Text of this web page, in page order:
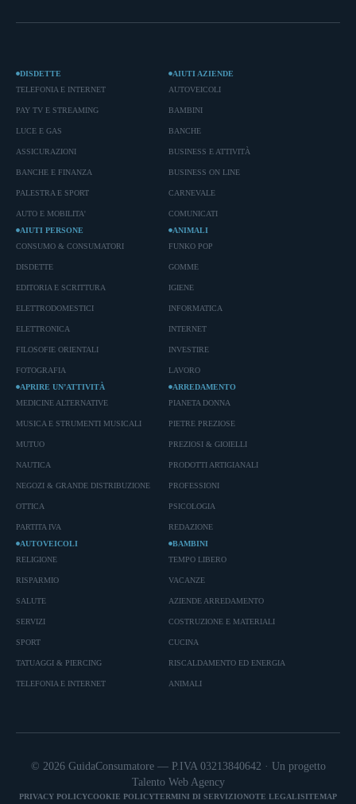
DISDETTE
TELEFONIA E INTERNET
PAY TV E STREAMING
LUCE E GAS
ASSICURAZIONI
BANCHE E FINANZA
PALESTRA E SPORT
AUTO E MOBILITA'
AIUTI AZIENDE
AUTOVEICOLI
BAMBINI
BANCHE
BUSINESS E ATTIVITÀ
BUSINESS ON LINE
CARNEVALE
COMUNICATI
AIUTI PERSONE
CONSUMO & CONSUMATORI
DISDETTE
EDITORIA E SCRITTURA
ELETTRODOMESTICI
ELETTRONICA
FILOSOFIE ORIENTALI
FOTOGRAFIA
ANIMALI
FUNKO POP
GOMME
IGIENE
INFORMATICA
INTERNET
INVESTIRE
LAVORO
APRIRE UN’ATTIVITÀ
MEDICINE ALTERNATIVE
MUSICA E STRUMENTI MUSICALI
MUTUO
NAUTICA
NEGOZI & GRANDE DISTRIBUZIONE
OTTICA
PARTITA IVA
ARREDAMENTO
PIANETA DONNA
PIETRE PREZIOSE
PREZIOSI & GIOIELLI
PRODOTTI ARTIGIANALI
PROFESSIONI
PSICOLOGIA
REDAZIONE
AUTOVEICOLI
RELIGIONE
RISPARMIO
SALUTE
SERVIZI
SPORT
TATUAGGI & PIERCING
TELEFONIA E INTERNET
BAMBINI
TEMPO LIBERO
VACANZE
AZIENDE ARREDAMENTO
COSTRUZIONE E MATERIALI
CUCINA
RISCALDAMENTO ED ENERGIA
ANIMALI
© 2026 GuidaConsumatore — P.IVA 03213840642 · Un progetto
Talento Web Agency
PRIVACY POLICYCOOKIE POLICYTERMINI DI SERVIZIONOTE LEGALISITEMAP